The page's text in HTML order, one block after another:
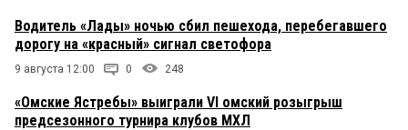
Водитель «Лады» ночью сбил пешехода, перебегавшего
дорогу на «красный» сигнал светофора
9 августа 12:00 0 248
«Омские Ястребы» выиграли VI омский розыгрыш
предсезонного турнира клубов МХЛ